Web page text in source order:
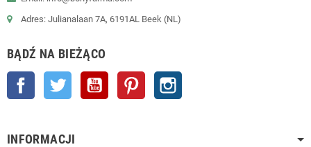
Adres: Julianalaan 7A, 6191AL Beek (NL)
BĄDŹ NA BIEŻĄCO
Facebook Twitter YouTube Pinterest
INFORMACJI